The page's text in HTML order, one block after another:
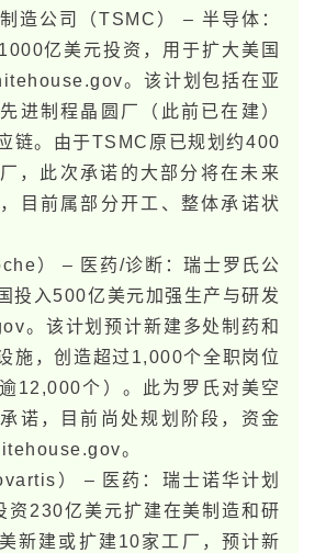
造公司（TSMC） – 半导体：
亿美元投资，用于扩大美​国
。该计划包括在亚
进制程晶圆厂（此前已在建）
链。由于TSMC原已规划约400
，此次承诺的大部分将在未​来
目前属部分开工、整体承诺状
） – 医药/诊断：瑞士罗氏公
投入500亿美元加强生产与研发​
。该计划预计新建多处制药和
施，创造超过1,000个全职岗位
12,000个）。此为罗氏对美空
诺，目前尚处规划阶段，资金
。
） – 医药：瑞士诺华计划
资230亿美元扩建在美制造和研
新建或扩建10家工厂，预计新